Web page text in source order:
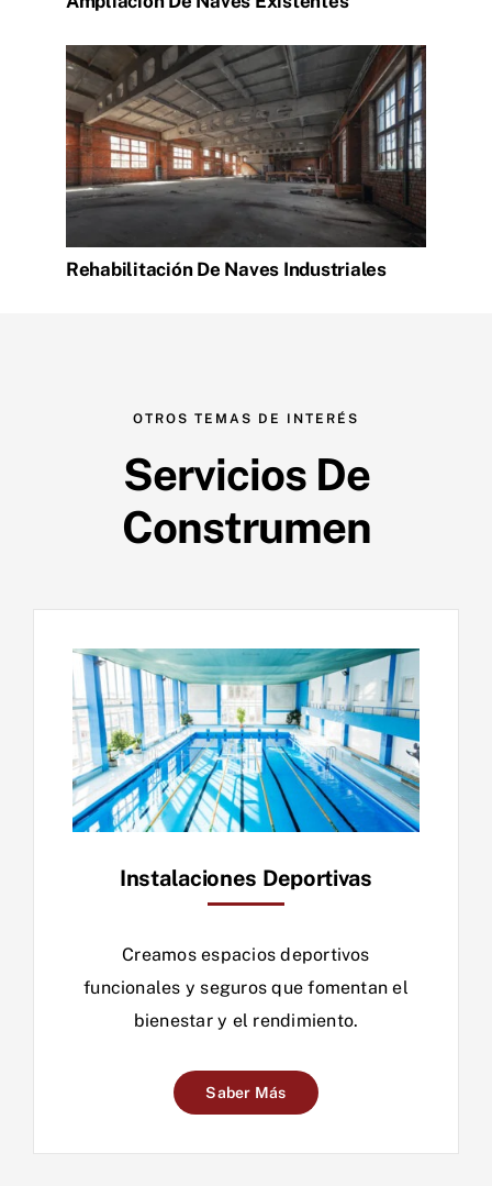
Rehabilitación De Naves Industriales
OTROS TEMAS DE INTERÉS
Servicios De
Construmen
Instalaciones Deportivas
Creamos espacios deportivos
funcionales y seguros que fomentan el
bienestar y el rendimiento.
Saber Más